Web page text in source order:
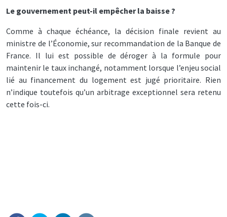
Le gouvernement peut-il empêcher la baisse ?
Comme à chaque échéance, la décision finale revient au
ministre de l’Économie, sur recommandation de la Banque de
France. Il lui est possible de déroger à la formule pour
maintenir le taux inchangé, notamment lorsque l’enjeu social
lié au financement du logement est jugé prioritaire. Rien
n’indique toutefois qu’un arbitrage exceptionnel sera retenu
cette fois-ci.